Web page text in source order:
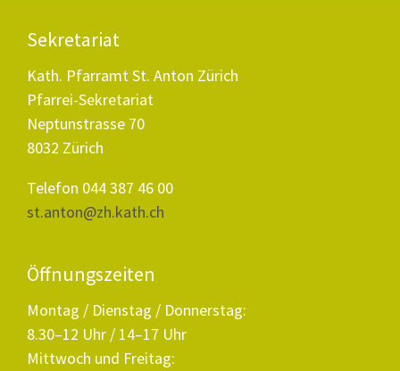
Sekretariat
Kath. Pfarramt St. Anton Zürich
Pfarrei-Sekretariat
Neptunstrasse 70
8032 Zürich
Telefon 044 387 46 00
st.anton@zh.kath.ch
Öffnungszeiten
Montag / Dienstag / Donnerstag:
8.30–12 Uhr / 14–17 Uhr
Mittwoch und Freitag: